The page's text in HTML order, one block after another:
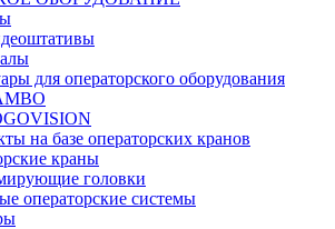
для операторского оборудования
на базе операторских кранов
краны
головки
операторские системы